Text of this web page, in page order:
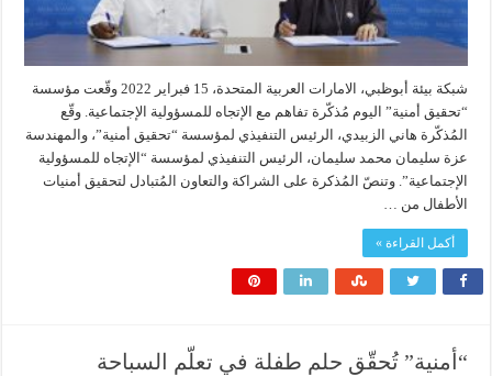
شبكة بيئة أبوظبي، الامارات العربية المتحدة، 15 فبراير 2022 وقّعت مؤسسة
“تحقيق أمنية” اليوم مُذكّرة تفاهم مع الإتجاه للمسؤولية الإجتماعية. وقّع
المُذكّرة هاني الزبيدي، الرئيس التنفيذي لمؤسسة “تحقيق أمنية”، والمهندسة
عزة سليمان محمد سليمان، الرئيس التنفيذي لمؤسسة “الإتجاه للمسؤولية
الإجتماعية”. وتنصّ المُذكرة على الشراكة والتعاون المُتبادل لتحقيق أمنيات
الأطفال من …
أكمل القراءة »
“أمنية” تُحقّق حلم طفلة في تعلّم السباحة